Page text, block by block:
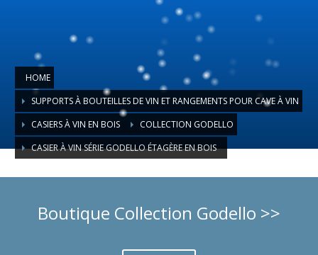
HOME
SUPPORTS À BOUTEILLES DE VIN ET RANGEMENTS POUR CAVE À VIN
CASIERS À VIN EN BOIS
COLLECTION GODELLO
CASIER À VIN SÉRIE GODELLO ÉTAGÈRE EN BOIS
Boutique Collection Godello >>